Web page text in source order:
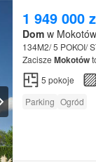
1 949 000
Domw
134M2/ 5 POKOI/
Zacisze Mokotów
jednorodzinnych
postojowe…
5 pokoje
Parking Ogród